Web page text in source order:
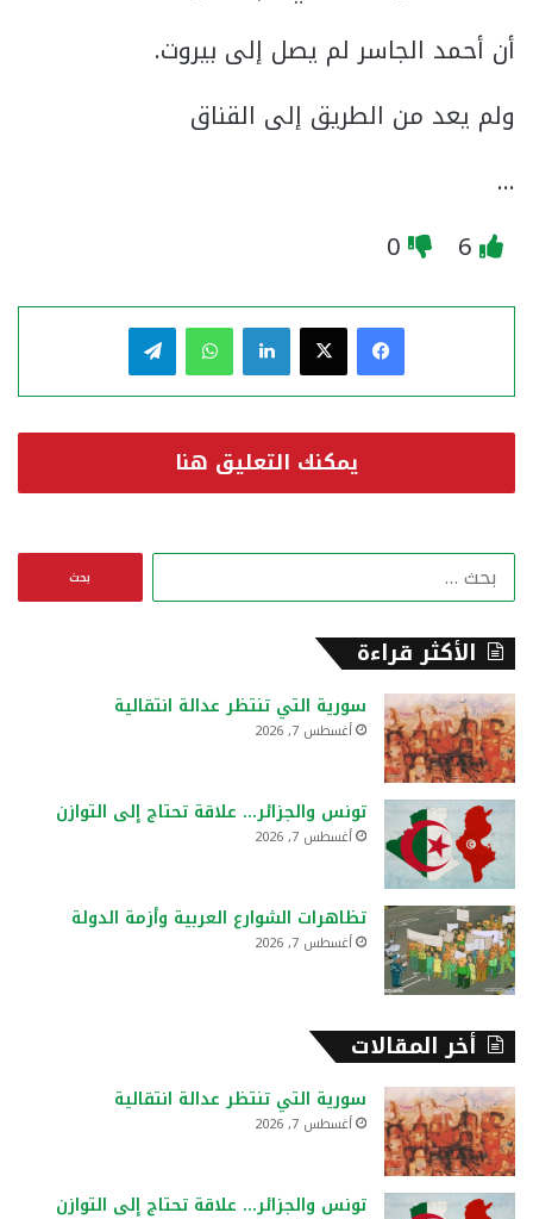
أن أحمد الجاسر لم يصل إلى بيروت.
ولم يعد من الطريق إلى القناق
…
6
0
فيسبوك لينكدإن واتساب
يمكنك التعليق هنا
ن
الأكثر قراءة
سورية التي تنتظر عدالة انتقالية
أغسطس 7, 2026
تونس والجزائر… علاقة تحتاج إلى التوازن
أغسطس 7, 2026
تظاهرات الشوارع العربية وأزمة الدولة
أغسطس 7, 2026
أخر المقالات
سورية التي تنتظر عدالة انتقالية
أغسطس 7, 2026
تونس والجزائر… علاقة تحتاج إلى التوازن